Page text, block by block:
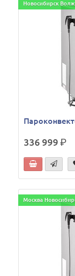
Новосибирск
336 999р.
Москва